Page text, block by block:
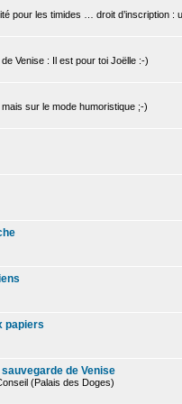
pour les timides … droit d’inscription :
Venise : Il est pour toi Joëlle :-)
sur le mode humoristique ;-)
papiers
de Venise
(Palais des Doges)